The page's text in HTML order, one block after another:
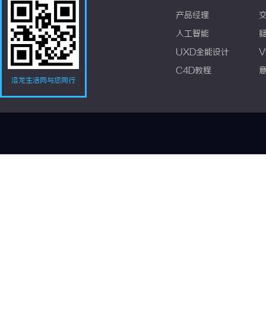
洛龙生活网与您同行
产品经理
人工智能
UXD全能设计
C4D教程